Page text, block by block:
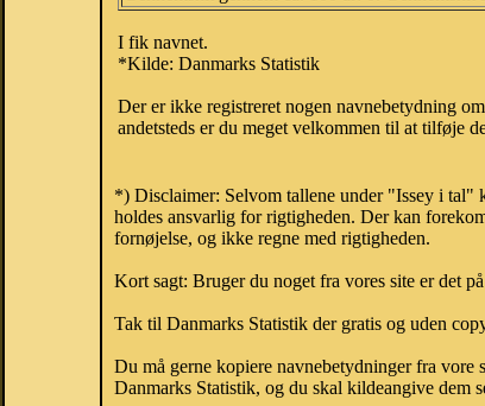
I fik navnet.
*Kilde: Danmarks Statistik
Der er ikke registreret nogen navnebetydning
andetsteds er du meget velkommen til at tilføje
*) Disclaimer: Selvom tallene under "Issey i tal"
holdes ansvarlig for rigtigheden. Der kan
fornøjelse, og ikke regne med rigtigheden.
Kort sagt: Bruger du noget fra vores site er det på
Tak til Danmarks Statistik der gratis og uden
Du må gerne kopiere navnebetydninger fra vore
Danmarks Statistik, og du skal kildeangive dem